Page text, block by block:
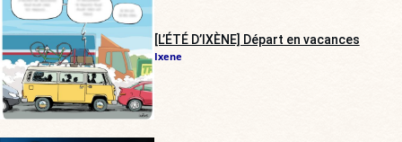
[L’ÉTÉ D’IXÈNE] Départ en vacances
Ixene